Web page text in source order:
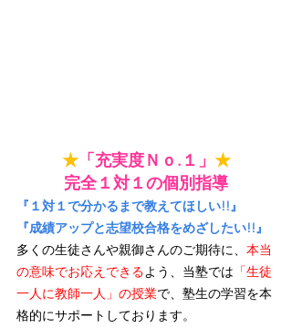
★「充実度Ｎｏ.１」 ★
完全１対１の個別指導
『１対１で分かるまで教えてほしい!!』
『成績アップと志望校合格をめざしたい!!』
多くの生徒さんや親御さんのご期待に、 本当
の意味でお応えできるよう、当塾では 「生徒
一人に教師一人」の授業で、塾生の学習を本
格的にサポートしております。